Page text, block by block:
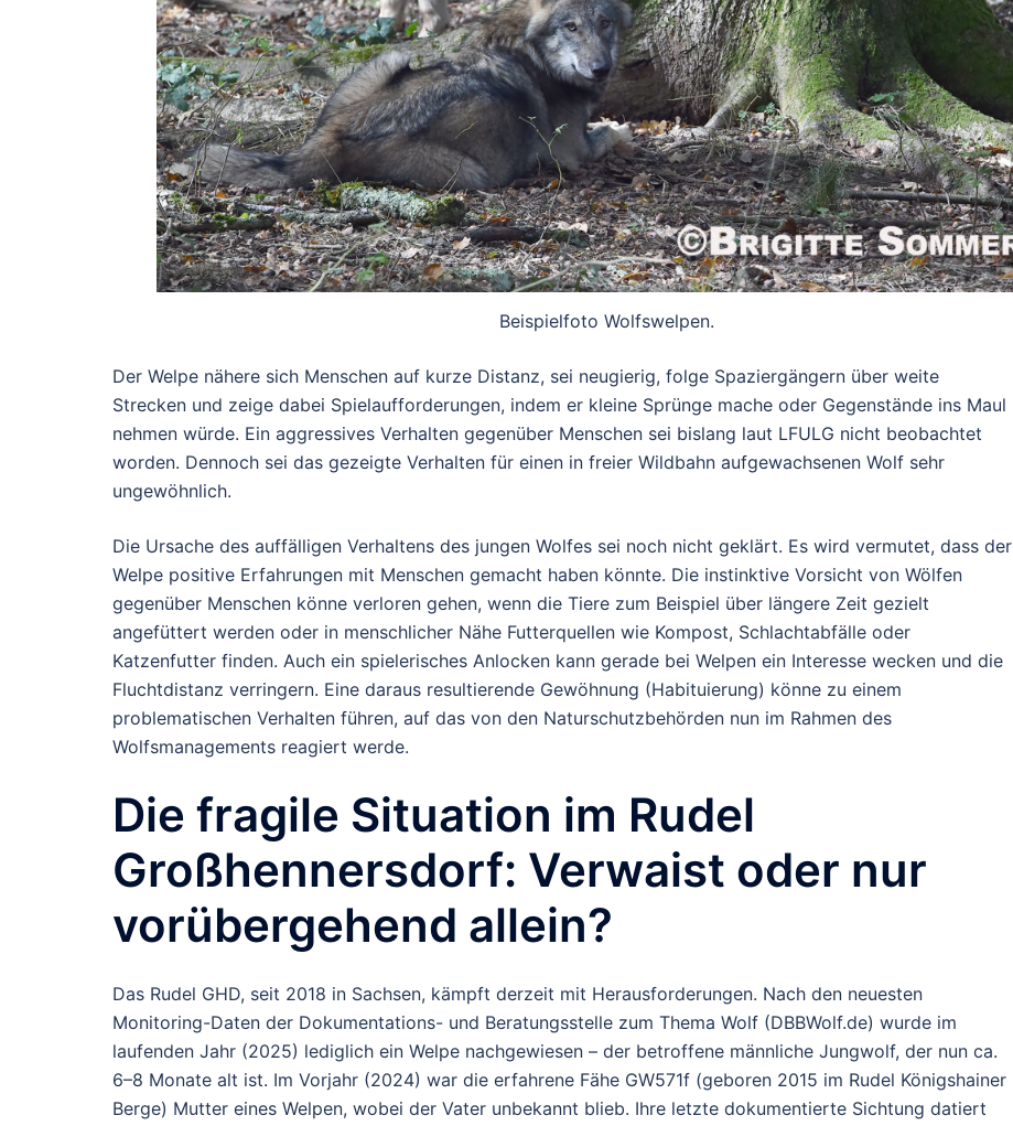
Beispielfoto Wolfswelpen.
Der Welpe nähere sich Menschen auf kurze Distanz, sei neugierig, folge Spaziergängern über weite
Strecken und zeige dabei Spielaufforderungen, indem er kleine Sprünge mache oder Gegenstände ins Maul
nehmen würde. Ein aggressives Verhalten gegenüber Menschen sei bislang laut LFULG nicht beobachtet
worden. Dennoch sei das gezeigte Verhalten für einen in freier Wildbahn aufgewachsenen Wolf sehr
ungewöhnlich.
Die Ursache des auffälligen Verhaltens des jungen Wolfes sei noch nicht geklärt. Es wird vermutet, dass der
Welpe positive Erfahrungen mit Menschen gemacht haben könnte. Die instinktive Vorsicht von Wölfen
gegenüber Menschen könne verloren gehen, wenn die Tiere zum Beispiel über längere Zeit gezielt
angefüttert werden oder in menschlicher Nähe Futterquellen wie Kompost, Schlachtabfälle oder
Katzenfutter finden. Auch ein spielerisches Anlocken kann gerade bei Welpen ein Interesse wecken und die
Fluchtdistanz verringern. Eine daraus resultierende Gewöhnung (Habituierung) könne zu einem
problematischen Verhalten führen, auf das von den Naturschutzbehörden nun im Rahmen des
Wolfsmanagements reagiert werde.
Die fragile Situation im Rudel
Großhennersdorf: Verwaist oder nur
vorübergehend allein?
Das Rudel GHD, seit 2018 in Sachsen, kämpft derzeit mit Herausforderungen. Nach den neuesten
Monitoring-Daten der Dokumentations- und Beratungsstelle zum Thema Wolf (DBBWolf.de) wurde im
laufenden Jahr (2025) lediglich ein Welpe nachgewiesen – der betroffene männliche Jungwolf, der nun ca.
6–8 Monate alt ist. Im Vorjahr (2024) war die erfahrene Fähe GW571f (geboren 2015 im Rudel Königshainer
Berge) Mutter eines Welpen, wobei der Vater unbekannt blieb. Ihre letzte dokumentierte Sichtung datiert